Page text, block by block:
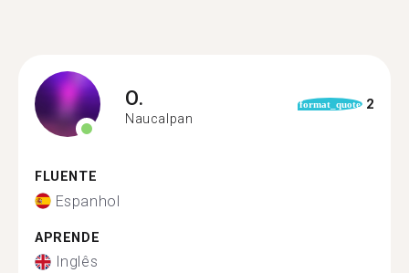
O.
Naucalpan
format_quote 2
FLUENTE
Espanhol
APRENDE
Inglês